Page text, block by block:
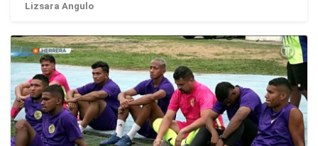
Lizsara Angulo